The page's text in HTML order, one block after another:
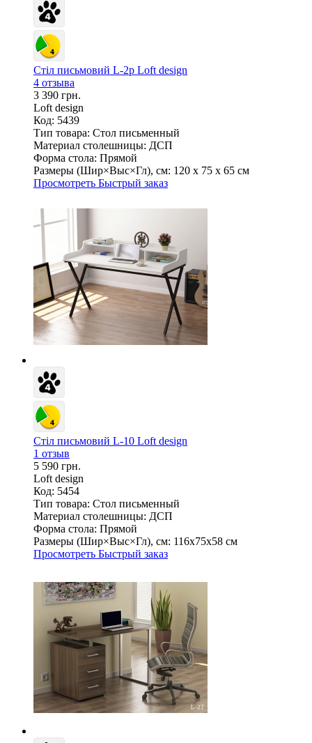
Стіл письмовий L-2p Loft design
4 отзыва
3 390 грн.
Loft design
Код: 5439
Тип товара: Стол письменный
Материал столешницы: ДСП
Форма стола: Прямой
Размеры (Шир×Выс×Гл), см: 120 х 75 х 65 см
Просмотреть Быстрый заказ
Стіл письмовий L-10 Loft design
1 отзыв
5 590 грн.
Loft design
Код: 5454
Тип товара: Стол письменный
Материал столешницы: ДСП
Форма стола: Прямой
Размеры (Шир×Выс×Гл), см: 116х75х58 см
Просмотреть Быстрый заказ